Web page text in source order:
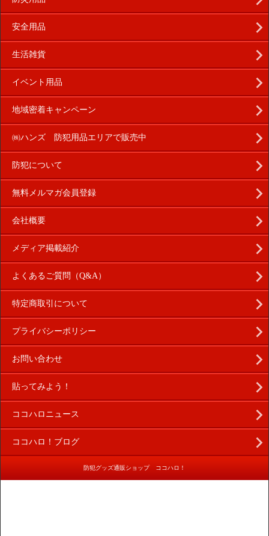
安全用品
生活雑貨
イベント用品
地域密着キャンペーン
㈱ハンズ 防犯用品エリアで販売中
防犯について
無料メルマガ会員登録
会社概要
メディア掲載紹介
よくあるご質問（Q&A）
特定商取引について
プライバシーポリシー
お問い合わせ
貼ってみよう！
ココハロニュース
ココハロ！ブログ
防犯グッズ通販ショップ ココハロ！